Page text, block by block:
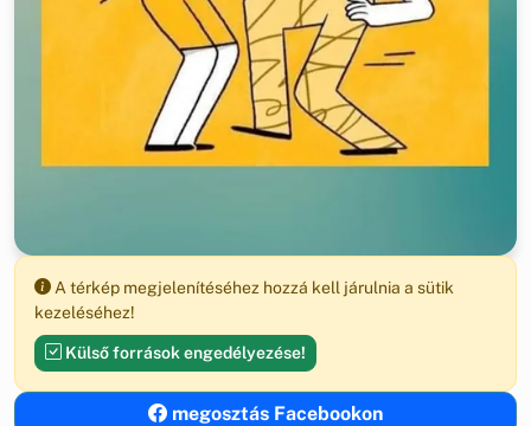
A térkép megjelenítéséhez hozzá kell járulnia a sütik
kezeléséhez!
Külső források engedélyezése!
megosztás Facebookon